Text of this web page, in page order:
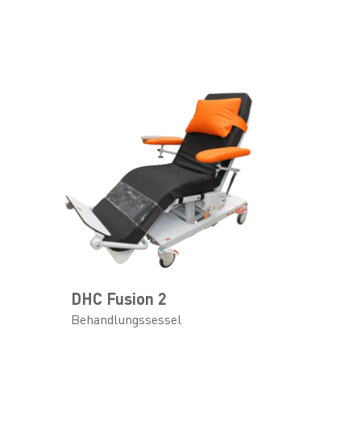
DHC Fusion 2
Behandlungssessel